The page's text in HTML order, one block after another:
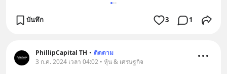
บันทึก 3 1
PhillipCapital TH • ติดตาม
3 ก.ค. 2024 เวลา 04:02 • หุ้น & เศรษฐกิจ